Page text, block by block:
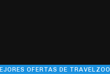
OFERTAS DE TRAVELZOO